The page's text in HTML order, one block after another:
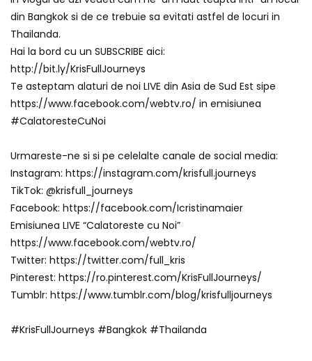
din Bangkok si de ce trebuie sa evitati astfel de locuri in
Thailanda.
Hai la bord cu un SUBSCRIBE aici:
http://bit.ly/KrisFullJourneys
Te asteptam alaturi de noi LIVE din Asia de Sud Est sipe
https://www.facebook.com/webtv.ro/ in emisiunea
#CalatoresteCuNoi
Urmareste-ne si si pe celelalte canale de social media:
Instagram: https://instagram.com/krisfull.journeys
TikTok: @krisfull_journeys
Facebook: https://facebook.com/Icristinamaier
Emisiunea LIVE “Calatoreste cu Noi”
https://www.facebook.com/webtv.ro/
Twitter: https://twitter.com/full_kris
Pinterest: https://ro.pinterest.com/KrisFullJourneys/
Tumblr: https://www.tumblr.com/blog/krisfulljourneys
#KrisFullJourneys #Bangkok #Thailanda